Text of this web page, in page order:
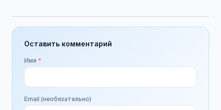
Оставить комментарий
Имя *
Email (необязательно)